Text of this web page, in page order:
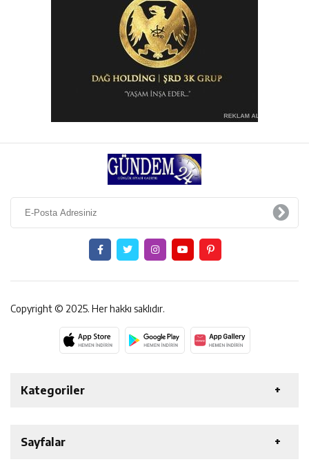
Copyright © 2025. Her hakkı saklıdır.
Kategoriler
EKONOMİ
Sayfalar